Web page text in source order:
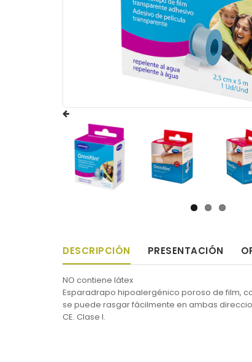
DESCRIPCIÓN PRESENTACIÓN
NO contiene látex
Esparadrapo hipoalergénico poroso de film,
se puede rasgar fácilmente en ambas
CE. Clase I.